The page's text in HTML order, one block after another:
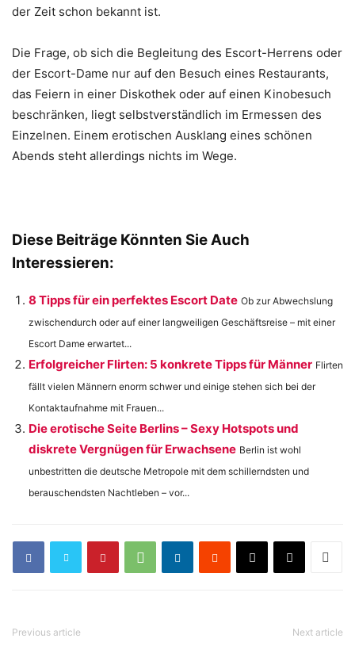
der Zeit schon bekannt ist.
Die Frage, ob sich die Begleitung des Escort-Herrens oder
der Escort-Dame nur auf den Besuch eines Restaurants,
das Feiern in einer Diskothek oder auf einen Kinobesuch
beschränken, liegt selbstverständlich im Ermessen des
Einzelnen. Einem erotischen Ausklang eines schönen
Abends steht allerdings nichts im Wege.
Diese Beiträge Könnten Sie Auch
Interessieren:
8 Tipps für ein perfektes Escort Date Ob zur Abwechslung
zwischendurch oder auf einer langweiligen Geschäftsreise – mit einer
Escort Dame erwartet...
Erfolgreicher Flirten: 5 konkrete Tipps für Männer Flirten
fällt vielen Männern enorm schwer und einige stehen sich bei der
Kontaktaufnahme mit Frauen...
Die erotische Seite Berlins – Sexy Hotspots und
diskrete Vergnügen für Erwachsene Berlin ist wohl
unbestritten die deutsche Metropole mit dem schillerndsten und
berauschendsten Nachtleben – vor...
Previous article Next article